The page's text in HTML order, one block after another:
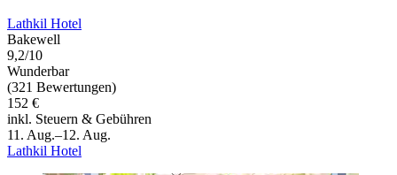
Lathkil Hotel
Bakewell
9,2/10
Wunderbar
(321 Bewertungen)
152 €
inkl. Steuern & Gebühren
11. Aug.–12. Aug.
Lathkil Hotel